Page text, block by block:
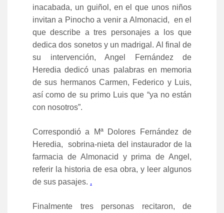
inacabada, un guiñol, en el que unos niños
invitan a Pinocho a venir a Almonacid, en el
que describe a tres personajes a los que
dedica dos sonetos y un madrigal. Al final de
su intervención, Angel Fernández de
Heredia dedicó unas palabras en memoria
de sus hermanos Carmen, Federico y Luis,
así como de su primo Luis que “ya no están
con nosotros”.
Correspondió a Mª Dolores Fernández de
Heredia, sobrina-nieta del instaurador de la
farmacia de Almonacid y prima de Angel,
referir la historia de esa obra, y leer algunos
de sus pasajes. .
Finalmente tres personas recitaron, de